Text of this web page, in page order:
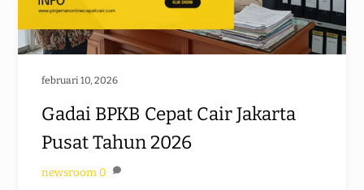
februari 10, 2026
Gadai BPKB Cepat Cair Jakarta
Pusat Tahun 2026
newsroom 0